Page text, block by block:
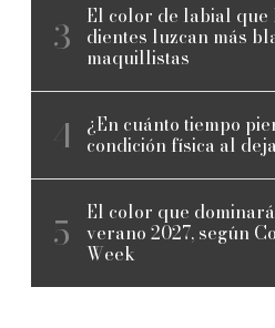
El color de labial que
dientes luzcan más
maquillistas
¿En cuánto tiempo
condición física al
El color que
verano 2027, según
Week